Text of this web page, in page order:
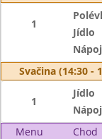
1
Jídlo
Nápoj
Svačina (14:30 -
1
Jídlo
Nápoj
Menu
Chod